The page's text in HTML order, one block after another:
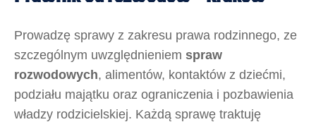
Prowadzę sprawy z zakresu prawa rodzinnego, ze
szczególnym uwzględnieniem spraw
rozwodowych, alimentów, kontaktów z dziećmi,
podziału majątku oraz ograniczenia i pozbawienia
władzy rodzicielskiej. Każdą sprawę traktuję